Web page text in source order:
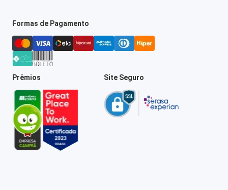
Formas de Pagamento
Prêmios Site Seguro